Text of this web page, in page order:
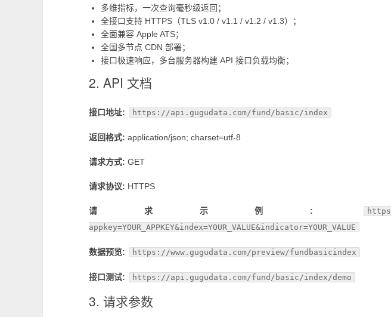
多维指标，一次查询毫秒级返回；
全接口支持 HTTPS（TLS v1.0 / v1.1 / v1.2 / v1.3）；
全面兼容 Apple ATS；
全国多节点 CDN 部署；
接口极速响应，多台服务器构建 API 接口负载均衡；
2. API 文档
接口地址: https://api.gugudata.com/fund/basic/index
返回格式: application/json; charset=utf-8
请求方式: GET
请求协议: HTTPS
请求示例:
appkey=YOUR_APPKEY&index=YOUR_VALUE&indicator=YOUR_VALUE
数据预览: https://www.gugudata.com/preview/fundbasicindex
接口测试: https://api.gugudata.com/fund/basic/index/demo
3. 请求参数